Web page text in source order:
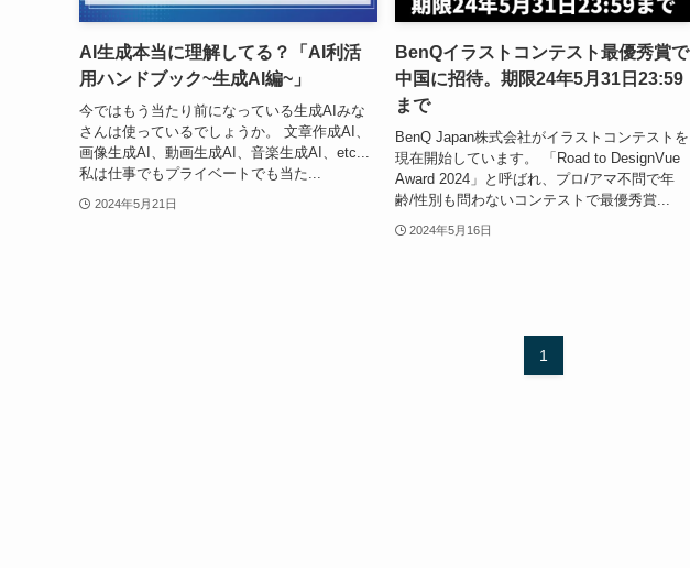
AI生成本当に理解してる？「AI利活
用ハンドブック~生成AI編~」
今ではもう当たり前になっている生成AIみな
さんは使っているでしょうか。 文章作成AI、
画像生成AI、動画生成AI、音楽生成AI、etc...
私は仕事でもプライベートでも当た...
2024年5月21日
BenQイラストコンテスト最優秀賞で
中国に招待。期限24年5月31日23:59
まで
BenQ Japan株式会社がイラストコンテストを
現在開始しています。 「Road to DesignVue
Award 2024」と呼ばれ、プロ/アマ不問で年
齢/性別も問わないコンテストで最優秀賞...
2024年5月16日
1